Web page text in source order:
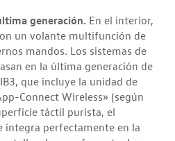
generación. En el interior,
un volante multifunción de
mandos. Los sistemas de
en la última generación de
que incluye la unidad de
Connect Wireless» (según
táctil purista, el
integra perfectamente en la